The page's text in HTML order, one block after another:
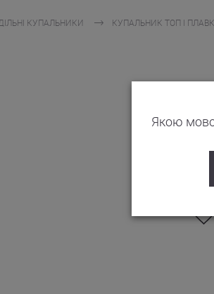
КУПАЛЬНИКИ КУПАЛЬНИК ТОП І
Якою